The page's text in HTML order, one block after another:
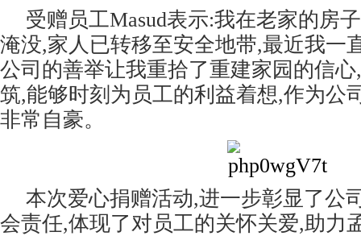
受赠员工Masud表示:我在老家的房
淹没,家人已转移至安全地带,最近我一
公司的善举让我重拾了重建家园的信
筑,能够时刻为员工的利益着想,作为公
非常自豪。
本次爱心捐赠活动,进一步彰显了公
会责任,体现了对员工的关怀关爱,助力